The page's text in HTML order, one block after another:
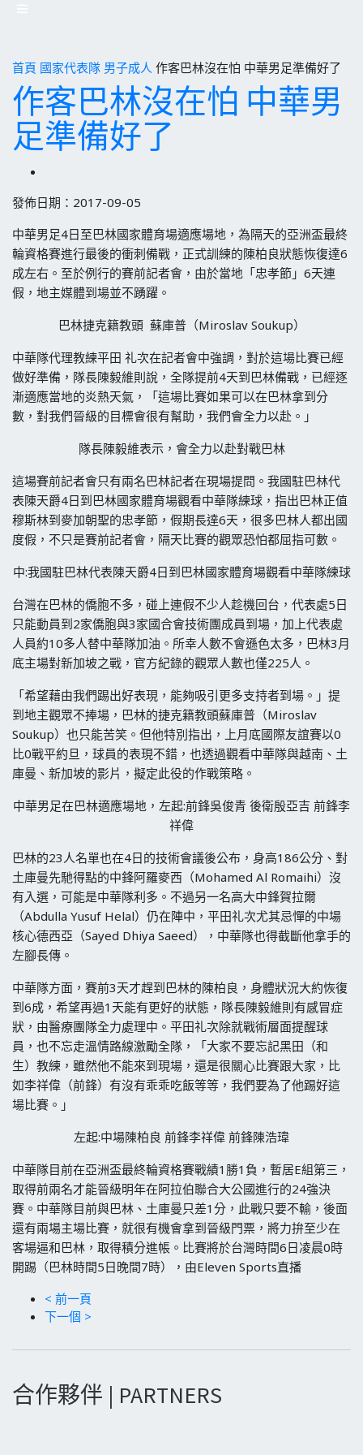
首頁 國家代表隊 男子成人 作客巴林沒在怕 中華男足準備好了
作客巴林沒在怕 中華男
足準備好了
發佈日期：2017-09-05
中華男足4日至巴林國家體育場適應場地，為隔天的亞洲盃最終
輪資格賽進行最後的衝刺備戰，正式訓練的陳柏良狀態恢復達6
成左右。至於例行的賽前記者會，由於當地「忠孝節」6天連
假，地主媒體到場並不踴躍。
巴林捷克籍教頭 蘇庫普（Miroslav Soukup）
中華隊代理教練平田 礼次在記者會中強調，對於這場比賽已經
做好準備，隊長陳毅維則說，全隊提前4天到巴林備戰，已經逐
漸適應當地的炎熱天氣，「這場比賽如果可以在巴林拿到分
數，對我們晉級的目標會很有幫助，我們會全力以赴。」
隊長陳毅維表示，會全力以赴對戰巴林
這場賽前記者會只有兩名巴林記者在現場提問。我國駐巴林代
表陳天爵4日到巴林國家體育場觀看中華隊練球，指出巴林正值
穆斯林到麥加朝聖的忠孝節，假期長達6天，很多巴林人都出國
度假，不只是賽前記者會，隔天比賽的觀眾恐怕都屈指可數。
中:我國駐巴林代表陳天爵4日到巴林國家體育場觀看中華隊練球
台灣在巴林的僑胞不多，碰上連假不少人趁機回台，代表處5日
只能動員到2家僑胞與3家國合會技術團成員到場，加上代表處
人員約10多人替中華隊加油。所幸人數不會遜色太多，巴林3月
底主場對新加坡之戰，官方紀錄的觀眾人數也僅225人。
「希望藉由我們踢出好表現，能夠吸引更多支持者到場。」提
到地主觀眾不捧場，巴林的捷克籍教頭蘇庫普（Miroslav
Soukup）也只能苦笑。但他特別指出，上月底國際友誼賽以0
比0戰平約旦，球員的表現不錯，也透過觀看中華隊與越南、土
庫曼、新加坡的影片，擬定此役的作戰策略。
中華男足在巴林適應場地，左起:前鋒吳俊青 後衛殷亞吉 前鋒李
祥偉
巴林的23人名單也在4日的技術會議後公布，身高186公分、對
土庫曼先馳得點的中鋒阿羅麥西（Mohamed Al Romaihi）沒
有入選，可能是中華隊利多。不過另一名高大中鋒賀拉爾
（Abdulla Yusuf Helal）仍在陣中，平田礼次尤其忌憚的中場
核心德西亞（Sayed Dhiya Saeed），中華隊也得截斷他拿手的
左腳長傳。
中華隊方面，賽前3天才趕到巴林的陳柏良，身體狀況大約恢復
到6成，希望再過1天能有更好的狀態，隊長陳毅維則有感冒症
狀，由醫療團隊全力處理中。平田礼次除就戰術層面提醒球
員，也不忘走溫情路線激勵全隊，「大家不要忘記黑田（和
生）教練，雖然他不能來到現場，還是很關心比賽跟大家，比
如李祥偉（前鋒）有沒有乖乖吃飯等等，我們要為了他踢好這
場比賽。」
左起:中場陳柏良 前鋒李祥偉 前鋒陳浩瑋
中華隊目前在亞洲盃最終輪資格賽戰績1勝1負，暫居E組第三，
取得前兩名才能晉級明年在阿拉伯聯合大公國進行的24強決
賽。中華隊目前與巴林、土庫曼只差1分，此戰只要不輸，後面
還有兩場主場比賽，就很有機會拿到晉級門票，將力拚至少在
客場逼和巴林，取得積分進帳。比賽將於台灣時間6日凌晨0時
開踢（巴林時間5日晚間7時），由Eleven Sports直播
< 前一頁
下一個 >
合作夥伴 | PARTNERS